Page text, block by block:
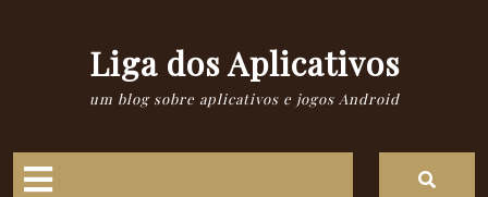
Liga dos Aplicativos
um blog sobre aplicativos e jogos Android